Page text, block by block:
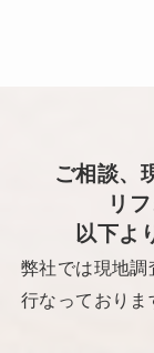
ご相談、
リ
以下よ
弊社では現地調
行なっており